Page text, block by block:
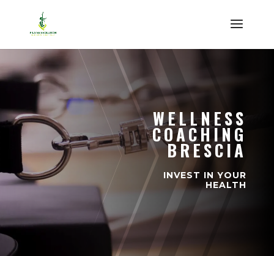
WELLNESS
COACHING
BRESCIA
INVEST IN YOUR
HEALTH